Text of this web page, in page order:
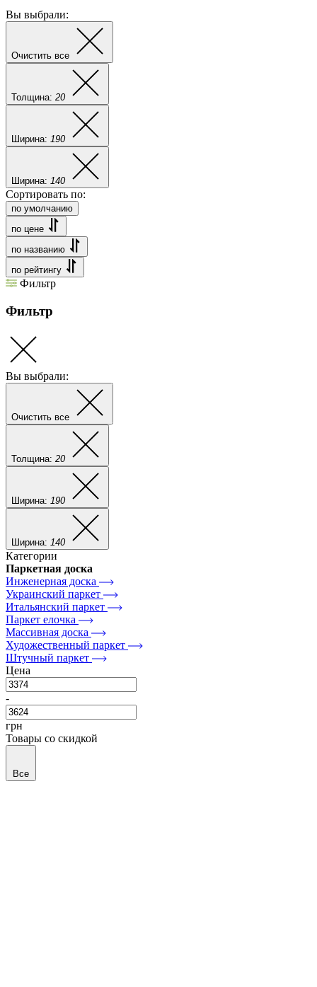
Вы выбрали:
Очистить все
Толщина: 20
Ширина: 190
Ширина: 140
Сортировать по:
по умолчанию
по цене
по названию
по рейтингу
Фильтр
Фильтр
Вы выбрали:
Очистить все
Толщина: 20
Ширина: 190
Ширина: 140
Категории
Паркетная доска
Инженерная доска
Украинский паркет
Итальянский паркет
Паркет елочка
Массивная доска
Художественный паркет
Штучный паркет
Цена
-
грн
Товары со скидкой
Все